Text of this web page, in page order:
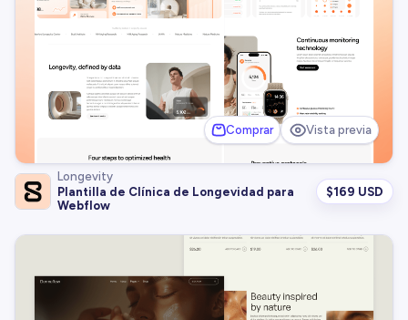
Comprar Vista previa
Longevity
Plantilla de Clínica de Longevidad para
Webflow
$169 USD